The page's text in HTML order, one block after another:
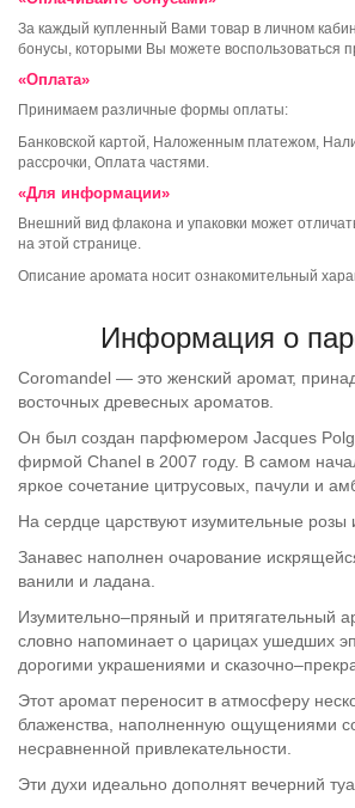
За каждый купленный Вами товар в личном
бонусы, которыми Вы можете воспользоваться
«Оплата»
Принимаем различные формы оплаты:
Банковской картой, Наложенным платежом,
рассрочки, Оплата частями.
«Для информации»
Внешний вид флакона и упаковки может
на этой странице.
Описание аромата носит ознакомительный
Информация о
Coromandel — это женский аромат,
восточных древесных ароматов.
Он был создан парфюмером Jacques
фирмой Chanel в 2007 году. В самом
яркое сочетание цитрусовых, пачули и
На сердце царствуют изумительные розы
Занавес наполнен очарование
ванили и ладана.
Изумительно–пряный и притягательный
словно напоминает о царицах ушедших
дорогими украшениями и
Этот аромат переносит в атмосферу
блаженства, наполненную ощущениями
несравненной привлекательности.
Эти духи идеально дополнят вечерний